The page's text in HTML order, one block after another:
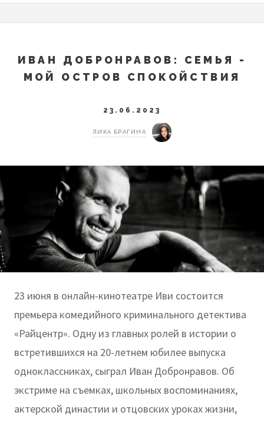
ИВАН ДОБРОНРАВОВ: СЕМЬЯ -
МОЙ ОСТРОВ СПОКОЙСТВИЯ
23.06.2023
ЛИКА БРАГИНА
23 июня в онлайн-кинотеатре Иви состоится
премьера комедийного криминального детектива
«Райцентр». Одну из главных ролей в истории о
встретившихся на 20-летнем юбилее выпуска
одноклассниках, сыграл Иван Добронравов. Об
экстриме на съемках, школьных воспоминаниях,
актерской династии и отцовских уроках жизни,